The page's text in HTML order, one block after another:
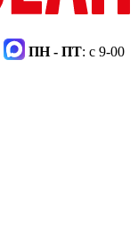
ПН - ПТ: с 9-00